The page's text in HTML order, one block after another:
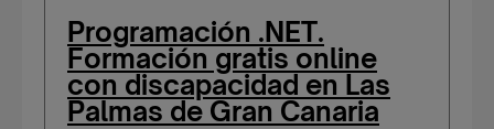
Programación .NET.
Formación gratis online
con discapacidad en Las
Palmas de Gran Canaria